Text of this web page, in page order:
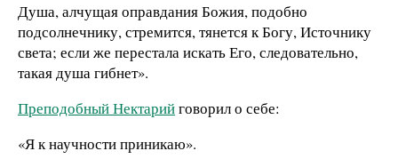
Душа, алчущая оправдания Божия, подобно
подсолнечнику, стремится, тянется к Богу, Источнику
света; если же перестала искать Его, следовательно,
такая душа гибнет».
Преподобный Нектарийговорил о себе:
«Я к научности приникаю».